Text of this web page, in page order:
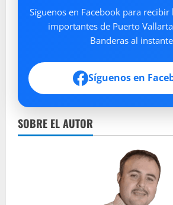
Síguenos en Facebook para recibir
importantes de Puerto
Banderas al
Síguenos en
SOBRE EL AUTOR